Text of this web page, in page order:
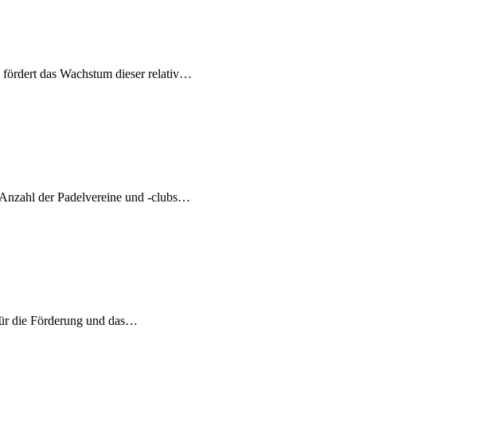
das Wachstum dieser relativ…
der Padelvereine und -clubs…
die Förderung und das…